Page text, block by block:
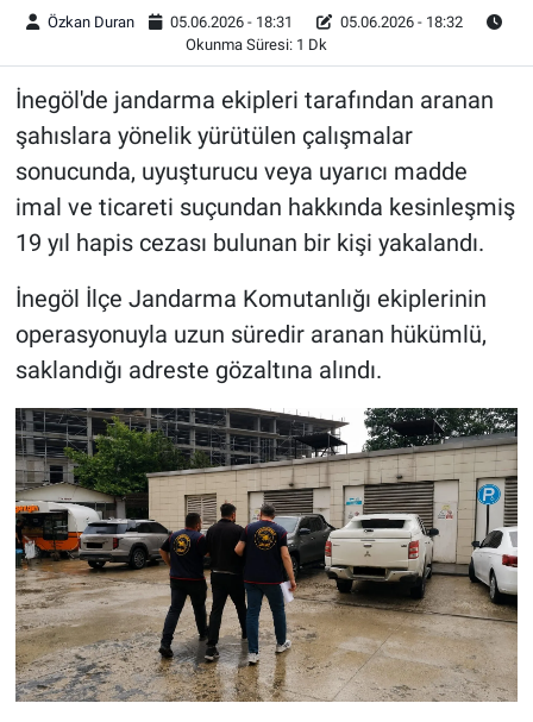
Özkan Duran 05.06.2026 - 18:31
05.06.2026 - 18:32
Okunma Süresi: 1 Dk
İnegöl'de jandarma ekipleri tarafından aranan
şahıslara yönelik yürütülen çalışmalar
sonucunda, uyuşturucu veya uyarıcı madde
imal ve ticareti suçundan hakkında kesinleşmiş
19 yıl hapis cezası bulunan bir kişi yakalandı.
İnegöl İlçe Jandarma Komutanlığı ekiplerinin
operasyonuyla uzun süredir aranan hükümlü,
saklandığı adreste gözaltına alındı.